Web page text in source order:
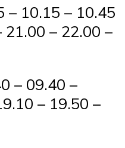
– 10.15 – 10.45
21.00 – 22.00 –
– 09.40 –
– 19.50 –